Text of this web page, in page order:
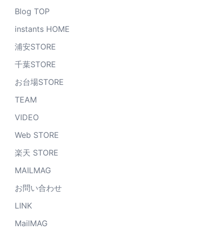
Blog TOP
instants HOME
浦安STORE
千葉STORE
お台場STORE
TEAM
VIDEO
Web STORE
楽天 STORE
MAILMAG
お問い合わせ
LINK
MailMAG